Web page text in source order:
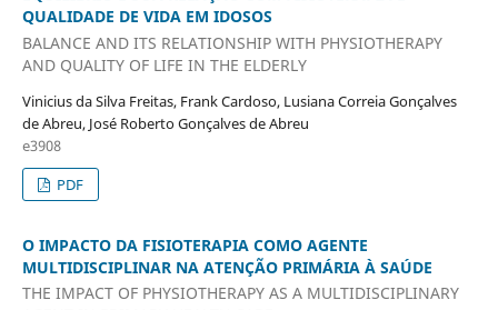
QUALIDADE DE VIDA EM IDOSOS
BALANCE AND ITS RELATIONSHIP WITH PHYSIOTHERAPY
AND QUALITY OF LIFE IN THE ELDERLY
Vinicius da Silva Freitas, Frank Cardoso, Lusiana Correia Gonçalves
de Abreu, José Roberto Gonçalves de Abreu
e3908
PDF
O IMPACTO DA FISIOTERAPIA COMO AGENTE
MULTIDISCIPLINAR NA ATENÇÃO PRIMÁRIA À SAÚDE
THE IMPACT OF PHYSIOTHERAPY AS A MULTIDISCIPLINARY